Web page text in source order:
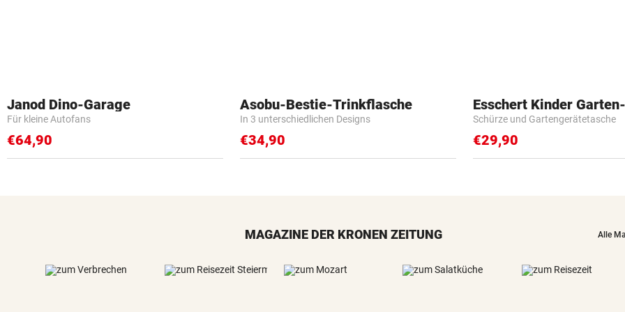
Janod Dino-Garage
Für kleine Autofans
€64,90
Asobu-Bestie-Trinkflasche
In 3 unterschiedlichen Designs
€34,90
Esschert Kinder Garten-
Schürze und Gartengerätetasche
€29,90
MAGAZINE DER KRONEN ZEITUNG Alle